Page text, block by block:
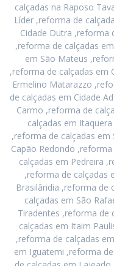
calçadas na Raposo
Líder ,reforma de
Cidade Dutra ,reforma
,reforma de calçadas
em São Mateus
,reforma de calçadas em
Ermelino Matarazzo
de calçadas em Cidade
Carmo ,reforma de
calçadas em
,reforma de calçadas
Capão Redondo
calçadas em Pedreira
,reforma de calçadas
Brasilândia ,reforma de
calçadas em São
Tiradentes ,reforma de
calçadas em Itaim
,reforma de calçadas
em Iguatemi ,reforma